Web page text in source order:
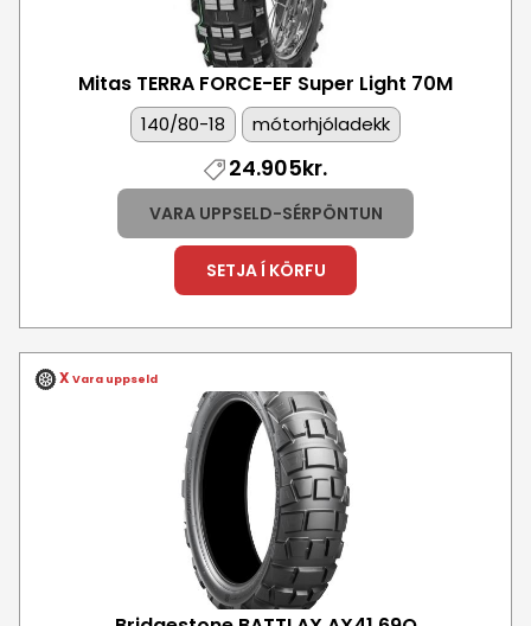
Mitas TERRA FORCE-EF Super Light 70M
140/80-18 mótorhjóladekk
24.905kr.
VARA UPPSELD-SÉRPÖNTUN
SETJA Í KÖRFU
X Vara uppseld